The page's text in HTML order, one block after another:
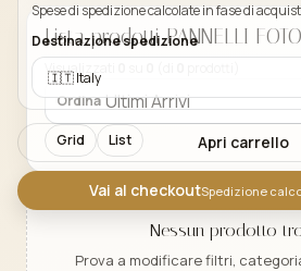
Vai al catalogo
Spese di spedizione calcolate in fase di
Destinazione spedizione
Apri carrello
Vai al checkoutSpedizione
Lista prodotti PANNELLI
Visualizzati
Ordina
Grid List
Nessun prodotto
Prova a modificare filtri,